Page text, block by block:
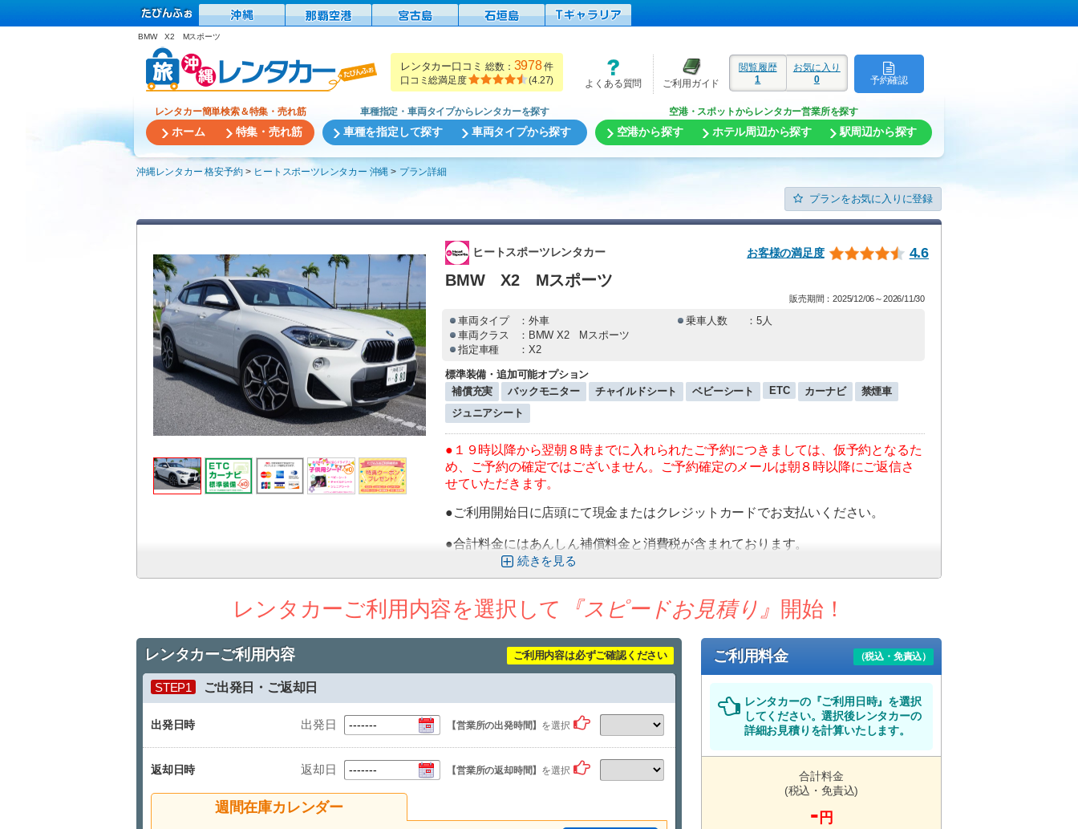
BMW X2 Mスポーツ
レンタカー口コミ 総数： 3978件
口コミ総満足度
(4.27) 予約確認
閲覧履歴
1
お気に入り
0
よくある質問 ご利用ガイド
レンタカー簡単検索＆特集・売れ筋
ホーム 特集・売れ筋
車種指定・車両タイプからレンタカーを探す
車種を指定して探す 車両タイプから探す
空港・スポットからレンタカー営業所を探す
空港から探す ホテル周辺から探す 駅周辺から探す
沖縄レンタカー 格安予約 ヒートスポーツレンタカー 沖縄 プラン詳細
プランをお気に入りに登録
お客様の満足度 4.6
ヒートスポーツレンタカー
BMW X2 Mスポーツ
販売期間：2025/12/06～2026/11/30
車両タイプ ：外車 乗車人数
：5人
車両クラス
：BMW X2 Mスポーツ
指定車種
：X2
標準装備・追加可能オプション
補償充実
バックモニター チャイルドシート ベビーシート ETC カーナビ
禁煙車
ジュニアシート
●１９時以降から翌朝８時までに入れられたご予約につきましては、仮予約となるた
め、ご予約の確定ではございません。ご予約確定のメールは朝８時以降にご返信さ
せていただきます。
●ご利用開始日に店頭にて現金またはクレジットカードでお支払いください。
●合計料金にはあんしん補償料金と消費税が含まれております。
あんしん補償は、万一の事故時に発生しうるお客様のご負担を軽減することができ
る補償制度です。
●ご予約完了時、予約完了メールが届きますが、別途スタッフよりメールにて最終確
メールが届かない場合にはお電話にてご連絡をさせていただきます。
お電話でもご連絡がつかなく、最終確認が取れない場合にはキャンセルとさせてい
ただく場合がございますのでご了承ください。
●空港送迎をご利用のお客様は、空港内でのお荷物受け取りを済ませた後、当店フリ
ーダイヤル0120-34-0088までお電話お願いいたします。当店スタッフが待ち合わせ
●ホテル配車、深夜便対応、ゴルフクラブセット貸出オプションにつきましては、お
●ご指定の車両に関しまして、万が一事故や破損、故障等が発生し車両をお貸し出し
続きを
レンタカーご利用内容を選択して 『スピードお見積り』 開始！
レンタカーご利用内容 ご利用内容は必ずご確認ください
STEP1 ご出発日・ご返却日
出発日時 出発日 【営業所の出発時間】 を選択
返却日時 返却日 【営業所の返却時間】 を選択
週間在庫カレンダー
ご利用料金 （税込・免責込）
レンタカーの『ご利用日時』を選択
してください。選択後レンタカーの
詳細お見積りを計算いたします。
合計料金
(税込・免責込)
- 円